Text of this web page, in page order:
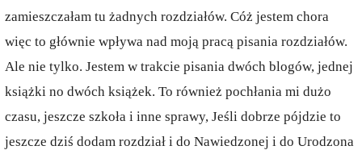
zamieszczałam tu żadnych rozdziałów. Cóż jestem chora
więc to głównie wpływa nad moją pracą pisania rozdziałów.
Ale nie tylko. Jestem w trakcie pisania dwóch blogów, jednej
książki no dwóch książek. To również pochłania mi dużo
czasu, jeszcze szkoła i inne sprawy, Jeśli dobrze pójdzie to
jeszcze dziś dodam rozdział i do Nawiedzonej i do Urodzona